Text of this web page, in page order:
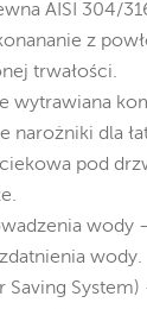
AISI 304/
z
trwałości.
wytrawiana
narożniki dla
pod
wody
wody.
Saving